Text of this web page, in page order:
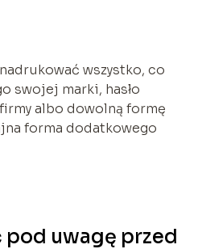
wszystko, co
swojej marki, hasło
albo dowolną formę
forma dodatkowego
uwagę przed